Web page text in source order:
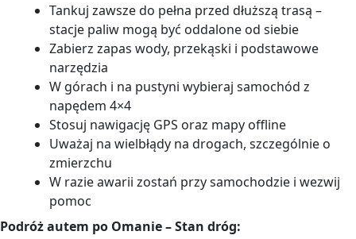
Tankuj zawsze do pełna przed dłuższą trasą –
stacje paliw mogą być oddalone od siebie
Zabierz zapas wody, przekąski i podstawowe
narzędzia
W górach i na pustyni wybieraj samochód z
napędem 4×4
Stosuj nawigację GPS oraz mapy offline
Uważaj na wielbłądy na drogach, szczególnie o
zmierzchu
W razie awarii zostań przy samochodzie i wezwij
pomoc
Podróż autem po Omanie – Stan dróg: